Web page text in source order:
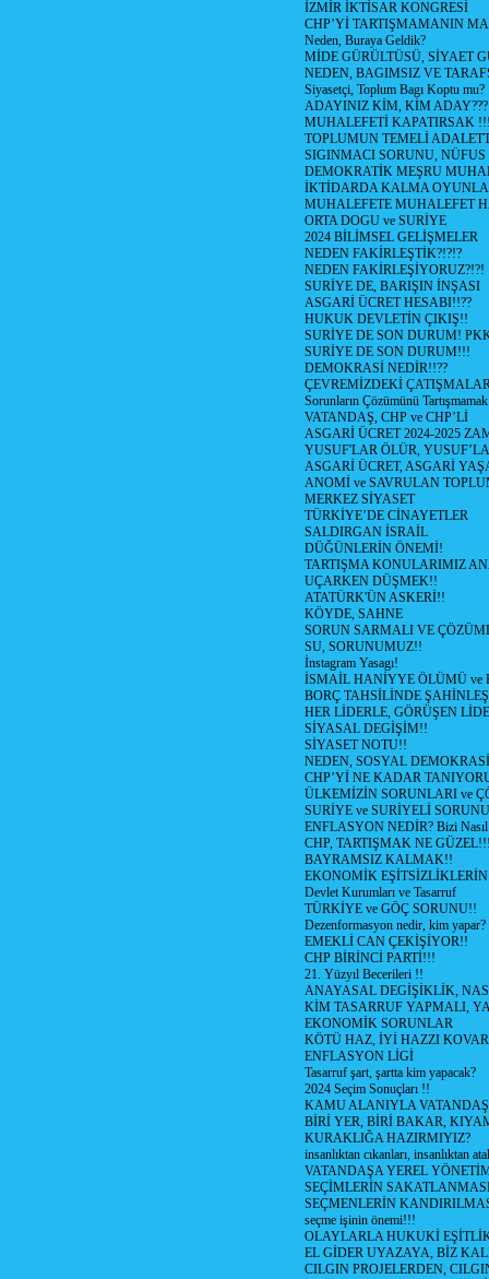
İZMİR İKTİSAR KONGRESİ
CHP’Yİ TARTIŞMAMANIN
Neden, Buraya Geldik?
MİDE GÜRÜLTÜSÜ, SİYAET
NEDEN, BAGIMSIZ VE
Siyasetçi, Toplum Bagı Koptu mu?
ADAYINIZ KİM, KİM ADAY???
MUHALEFETİ KAPATIRSAK
TOPLUMUN TEMELİ
SIGINMACI SORUNU,
DEMOKRATİK MEŞRU
İKTİDARDA KALMA
MUHALEFETE MUHALEFET
ORTA DOGU ve SURİYE
2024 BİLİMSEL GELİŞMELER
NEDEN FAKİRLEŞTİK?!?!?
NEDEN FAKİRLEŞİYORUZ?!?!
SURİYE DE, BARIŞIN İNŞASI
ASGARİ ÜCRET HESABI!!??
HUKUK DEVLETİN ÇIKIŞ!!
SURİYE DE SON DURUM!
SURİYE DE SON DURUM!!!
DEMOKRASİ NEDİR!!??
ÇEVREMİZDEKİ
Sorunların Çözümünü
VATANDAŞ, CHP ve CHP’Lİ
ASGARİ ÜCRET 2024-2025
YUSUF'LAR ÖLÜR,
ASGARİ ÜCRET, ASGARİ
ANOMİ ve SAVRULAN
MERKEZ SİYASET
TÜRKİYE’DE CİNAYETLER
SALDIRGAN İSRAİL
DÜĞÜNLERİN ÖNEMİ!
TARTIŞMA KONULARIMIZ
UÇARKEN DÜŞMEK!!
ATATÜRK'ÜN ASKERİ!!
KÖYDE, SAHNE
SORUN SARMALI VE
SU, SORUNUMUZ!!
İnstagram Yasagı!
İSMAİL HANİYYE ÖLÜMÜ ve
BORÇ TAHSİLİNDE
HER LİDERLE, GÖRÜŞEN
SİYASAL DEGİŞİM!!
SİYASET NOTU!!
NEDEN, SOSYAL
CHP’Yİ NE KADAR
ÜLKEMİZİN SORUNLARI ve
SURİYE ve SURİYELİ
ENFLASYON NEDİR? Bizi
CHP, TARTIŞMAK NE
BAYRAMSIZ KALMAK!!
EKONOMİK
Devlet Kurumları ve Tasarruf
TÜRKİYE ve GÖÇ SORUNU!!
Dezenformasyon nedir, kim yapar?
EMEKLİ CAN ÇEKİŞİYOR!!
CHP BİRİNCİ PARTİ!!!
21. Yüzyıl Becerileri !!
ANAYASAL DEGİŞİKLİK,
KİM TASARRUF YAPMALI,
EKONOMİK SORUNLAR
KÖTÜ HAZ, İYİ HAZZI
ENFLASYON LİGİ
Tasarruf şart, şartta kim yapacak?
2024 Seçim Sonuçları !!
KAMU ALANIYLA
BİRİ YER, BİRİ BAKAR,
KURAKLIĞA HAZIRMIYIZ?
insanlıktan cıkanları, insanlıktan
VATANDAŞA YEREL
SEÇİMLERİN
SEÇMENLERİN
seçme işinin önemi!!!
OLAYLARLA HUKUKİ
EL GİDER UYAZAYA, BİZ
CILGIN PROJELERDEN,